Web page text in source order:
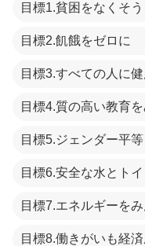
目標1.貧困をなくそう
目標2.飢餓をゼロに
目標3.すべての人に
目標4.質の高い教育
目標5.ジェンダー平
目標6.安全な水とト
目標7.エネルギーを
目標8.働きがいも経